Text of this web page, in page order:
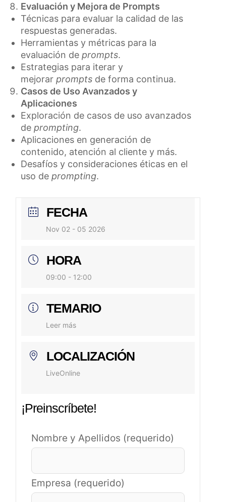
Evaluación y Mejora de Prompts
Técnicas para evaluar la calidad de las
respuestas generadas.
Herramientas y métricas para la
evaluación de prompts.
Estrategias para iterar y
mejorar promptsde forma continua.
Casos de Uso Avanzados y
Aplicaciones
Exploración de casos de uso avanzados
de prompting.
Aplicaciones en generación de
contenido, atención al cliente y más.
Desafíos y consideraciones éticas en el
uso de prompting.
FECHA
Nov 02 - 05 2026
HORA
09:00 - 12:00
TEMARIO
Leer más
LOCALIZACIÓN
LiveOnline
¡Preinscríbete!
Nombre y Apellidos (requerido)
Empresa (requerido)